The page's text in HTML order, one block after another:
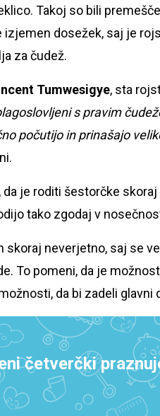
Takoj so bili
izjemen dosežek, saj je
za čudež.
Tumwesigye, sta
s pravim
počutijo in prinašajo
je roditi šestorčke
tako zgodaj v
neverjetno, saj se
To pomeni, da je
da bi zadeli glavni
četverčki